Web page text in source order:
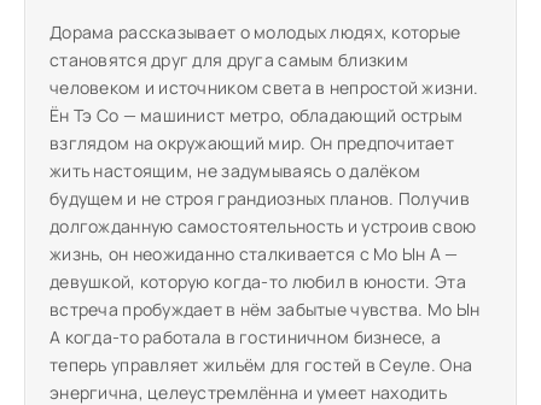
Дорама рассказывает о молодых людях, которые
становятся друг для друга самым близким
человеком и источником света в непростой жизни.
Ён Тэ Со — машинист метро, обладающий острым
взглядом на окружающий мир. Он предпочитает
жить настоящим, не задумываясь о далёком
будущем и не строя грандиозных планов. Получив
долгожданную самостоятельность и устроив свою
жизнь, он неожиданно сталкивается с Мо Ын А —
девушкой, которую когда-то любил в юности. Эта
встреча пробуждает в нём забытые чувства. Мо Ын
А когда-то работала в гостиничном бизнесе, а
теперь управляет жильём для гостей в Сеуле. Она
энергична, целеустремлённа и умеет находить